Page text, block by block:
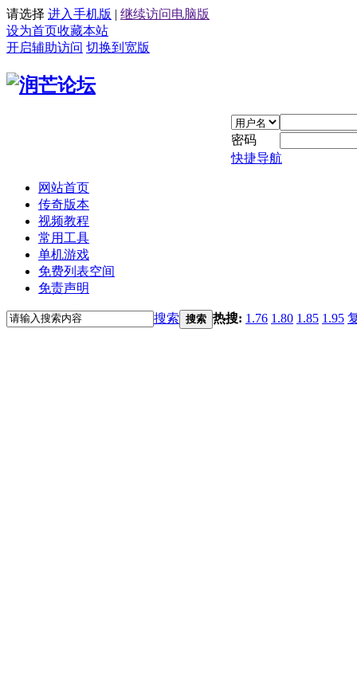
请选择 进入手机版 | 继续访问电脑版
设为首页收藏本站
开启辅助访问 切换到宽版
密码
快捷导航
网站首页
传奇版本
视频教程
常用工具
单机游戏
免费列表空间
免责声明
搜索 搜索 热搜: 1.76 1.80 1.85 1.95